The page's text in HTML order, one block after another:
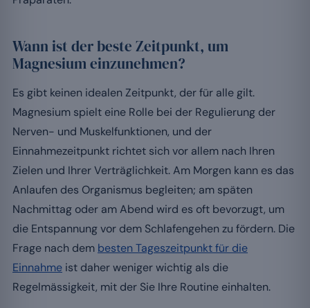
Wann ist der beste Zeitpunkt, um
Magnesium einzunehmen?
Es gibt keinen idealen Zeitpunkt, der für alle gilt.
Magnesium spielt eine Rolle bei der Regulierung der
Nerven- und Muskelfunktionen, und der
Einnahmezeitpunkt richtet sich vor allem nach Ihren
Zielen und Ihrer Verträglichkeit. Am Morgen kann es das
Anlaufen des Organismus begleiten; am späten
Nachmittag oder am Abend wird es oft bevorzugt, um
die Entspannung vor dem Schlafengehen zu fördern. Die
Frage nach dem besten Tageszeitpunkt für die
Einnahme ist daher weniger wichtig als die
Regelmässigkeit, mit der Sie Ihre Routine einhalten.